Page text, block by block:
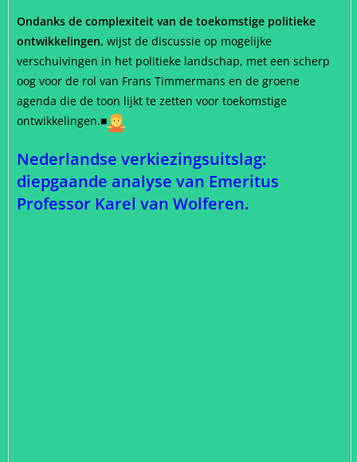
Ondanks de complexiteit van de toekomstige politieke
ontwikkelingen, wijst de discussie op mogelijke
verschuivingen in het politieke landschap, met een scherp
oog voor de rol van Frans Timmermans en de groene
agenda die de toon lijkt te zetten voor toekomstige
ontwikkelingen.■
Nederlandse verkiezingsuitslag:
diepgaande analyse van Emeritus
Professor Karel van Wolferen.